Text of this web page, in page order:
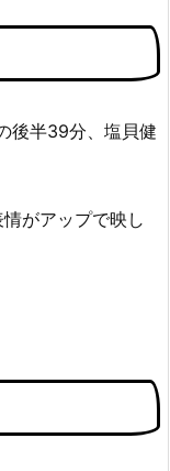
後半39分、塩貝健
がアップで映し